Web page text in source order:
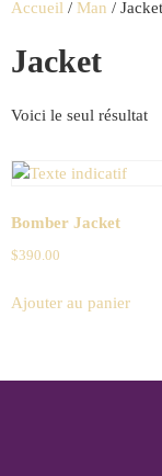
Accueil / Man / Jacket
Jacket
Voici le seul résultat
Bomber Jacket
$390.00
Ajouter au panier